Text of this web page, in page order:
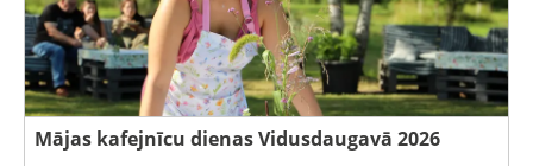
Mājas kafejnīcu dienas Vidusdaugavā 2026